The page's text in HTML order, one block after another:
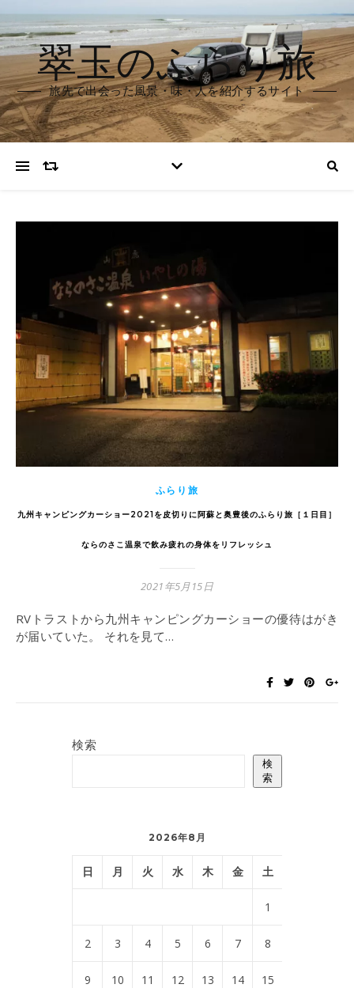
翠玉のふらり旅
旅先で出会った風景・味・人を紹介するサイト
ふらり旅
九州キャンピングカーショー2021を皮切りに阿蘇と奥豊後のふらり旅［１日目］
ならのさこ温泉で飲み疲れの身体をリフレッシュ
2021年5月15日
RVトラストから九州キャンピングカーショーの優待はがき
が届いていた。 それを見て…
検索
検
索
2026年8月
日 月 火 水 木 金 土
1
2 3 4 5 6 7 8
9 10 11 12 13 14 15